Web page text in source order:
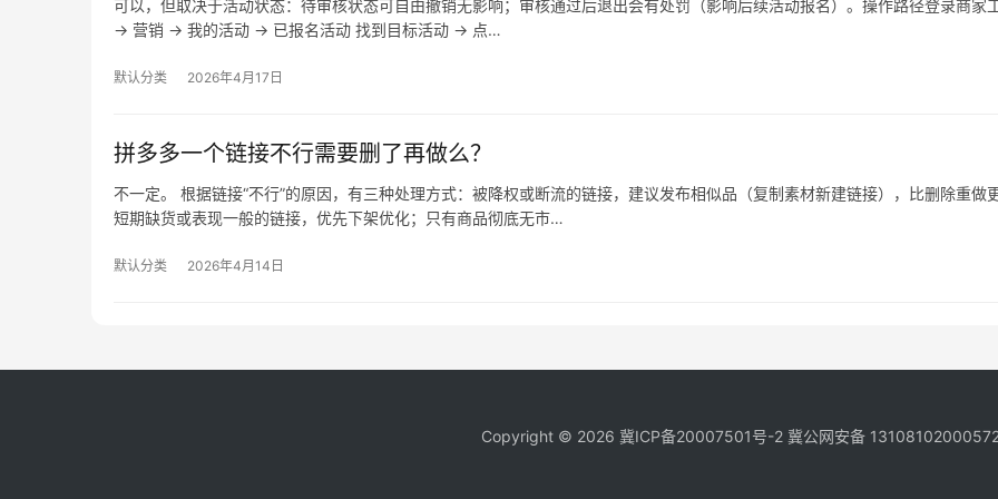
可以，但取决于活动状态：待审核状态可自由撤销无影响；审核通过后退出会有处罚（影响后续活动报名）。操作路径登录商家
→ 营销 → 我的活动 → 已报名活动 找到目标活动 → 点…
默认分类 2026年4月17日
拼多多一个链接不行需要删了再做么？
不一定。 根据链接“不行”的原因，有三种处理方式：被降权或断流的链接，建议发布相似品（复制素材新建链接），比删除重做更
短期缺货或表现一般的链接，优先下架优化；只有商品彻底无市…
默认分类 2026年4月14日
Copyright © 2026 冀ICP备20007501号-2 冀公网安备